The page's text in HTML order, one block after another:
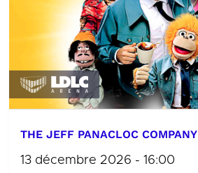
THE JEFF PANACLOC COMPANY
13 décembre 2026 - 16:00